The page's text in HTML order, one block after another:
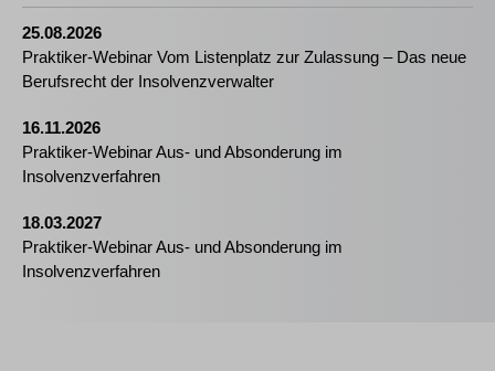
25.08.2026
Praktiker-Webinar Vom Listenplatz zur Zulassung – Das neue
Berufsrecht der Insolvenzverwalter
16.11.2026
Praktiker-Webinar Aus- und Absonderung im
Insolvenzverfahren
18.03.2027
Praktiker-Webinar Aus- und Absonderung im
Insolvenzverfahren